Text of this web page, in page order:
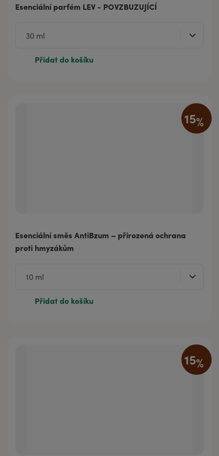
Esenciální parfém LEV - POVZBUZUJÍCÍ
Přidat do košíku
15%
Esenciální směs AntiBzum – přirozená ochrana
proti hmyzákům
Přidat do košíku
15%